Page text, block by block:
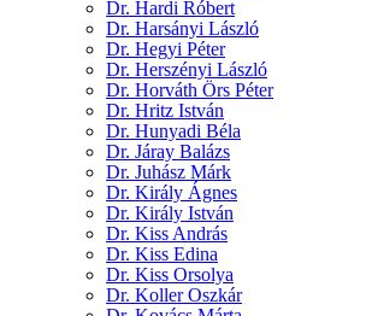
Dr. Hardi Róbert
Dr. Harsányi László
Dr. Hegyi Péter
Dr. Herszényi László
Dr. Horváth Örs Péter
Dr. Hritz István
Dr. Hunyadi Béla
Dr. Járay Balázs
Dr. Juhász Márk
Dr. Király Ágnes
Dr. Király István
Dr. Kiss András
Dr. Kiss Edina
Dr. Kiss Orsolya
Dr. Koller Oszkár